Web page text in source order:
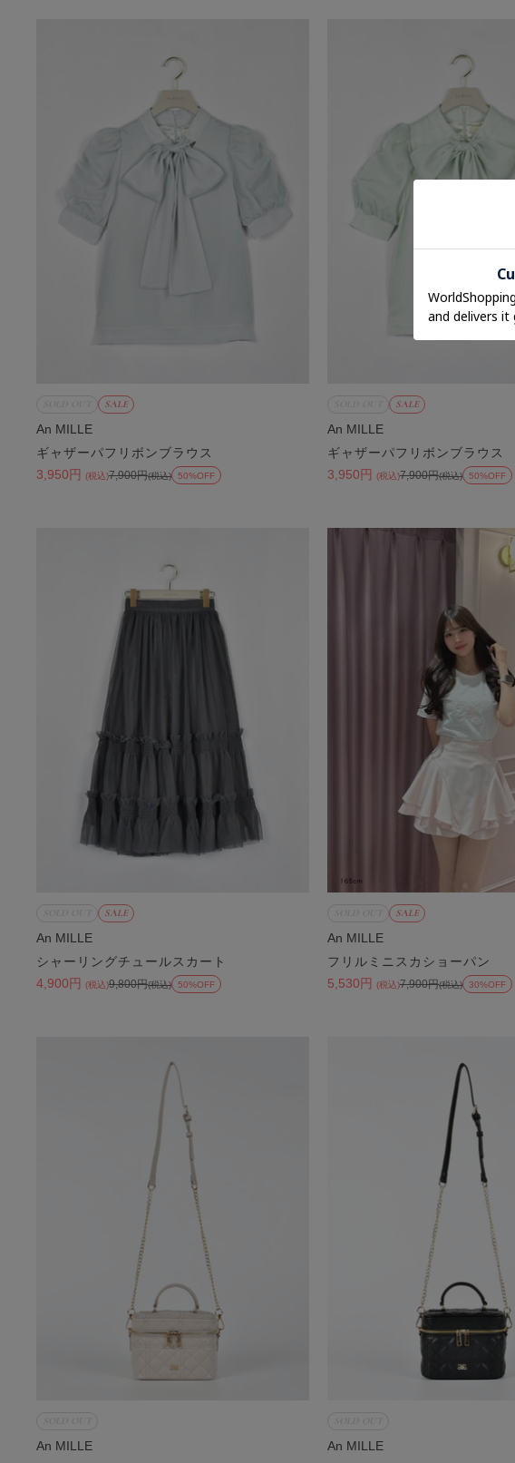
SALE
An MILLE
ギャザーパフリボンブラウス
3,950円
(税込)7,900円(税込) 50%OFF
SALE
An MILLE
ギャザーパフリボンブラウス
3,950円
(税込)7,900円(税込) 50%OFF
SALE
An MILLE
シャーリングチュールスカート
4,900円
(税込)9,800円(税込) 50%OFF
SALE
An MILLE
フリルミニスカショーパン
5,530円
(税込)7,900円(税込) 30%OFF
An MILLE
An MILLE